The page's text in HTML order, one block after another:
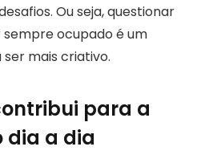
Ou seja, questionar
ocupado é um
mais criativo.
para a
dia a dia